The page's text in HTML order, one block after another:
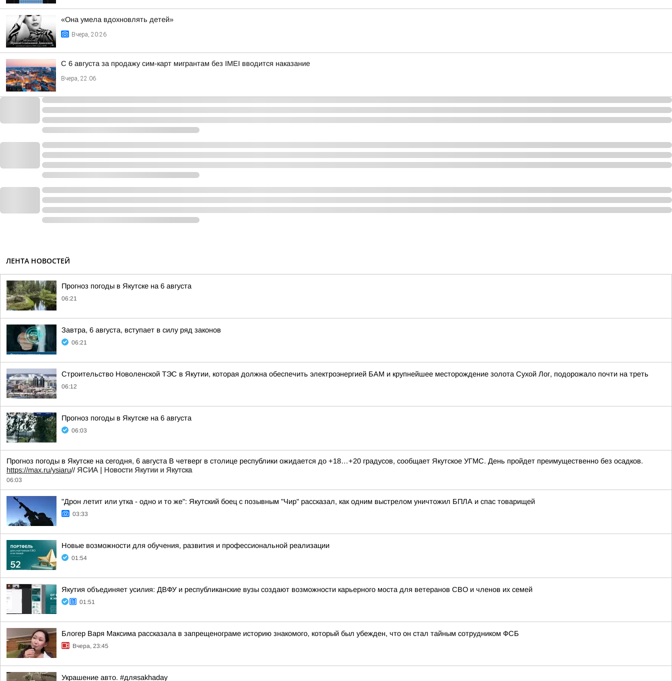
«Она умела вдохновлять детей»
Вчера, 20:26
С 6 августа за продажу сим-карт мигрантам без IMEI вводится наказание
Вчера, 22:06
ЛЕНТА НОВОСТЕЙ
Прогноз погоды в Якутске на 6 августа
06:21
Завтра, 6 августа, вступает в силу ряд законов
06:21
Строительство Новоленской ТЭС в Якутии, которая должна обеспечить электроэнергией БАМ и крупнейшее месторождение золота Сухой Лог, подорожало почти на треть
06:12
Прогноз погоды в Якутске на 6 августа
06:03
Прогноз погоды в Якутске на сегодня, 6 августа В четверг в столице республики ожидается до +18…+20 градусов, сообщает Якутское УГМС. День пройдет преимущественно без осадков.
https://max.ru/ysiaru// ЯСИА | Новости Якутии и Якутска
06:03
"Дрон летит или утка - одно и то же": Якутский боец с позывным "Чир" рассказал, как одним выстрелом уничтожил БПЛА и спас товарищей
03:33
Новые возможности для обучения, развития и профессиональной реализации
01:54
Якутия объединяет усилия: ДВФУ и республиканские вузы создают возможности карьерного моста для ветеранов СВО и членов их семей
01:51
Блогер Варя Максима рассказала в запрещенограме историю знакомого, который был убежден, что он стал тайным сотрудником ФСБ
Вчера, 23:45
Украшение авто. #дляsakhaday